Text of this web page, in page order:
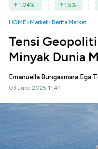
1.04% 1.5%
HOME Market Berita Market
Tensi
Minyak Dunia
Emanuella Bungasmara Ega
03 June 2025 11:41